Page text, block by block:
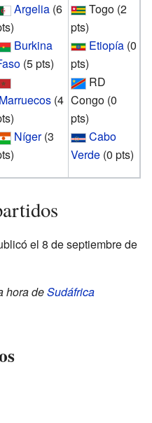
Argelia (6
Burkina
(5 pts)
Marruecos (4
Níger (3
Togo (2
pts)
Etiopía (0
pts)
RD
Congo (0
pts)
Cabo
Verde (0 pts)
el 8 de septiembre de
hora deSudáfrica